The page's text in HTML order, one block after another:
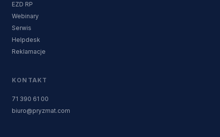
EZD RP
Webinary
Serwis
Helpdesk
Reklamacje
KONTAKT
71 390 61 00
biuro@pryzmat.com